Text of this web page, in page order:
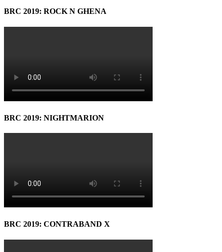
BRC 2019: ROCK N GHENA
BRC 2019: NIGHTMARION
BRC 2019: CONTRABAND X